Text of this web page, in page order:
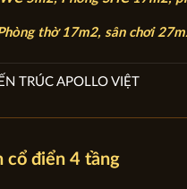
thờ 17m2, sân chơi
TRÚC APOLLO VIỆT
cổ điển 4 tầng